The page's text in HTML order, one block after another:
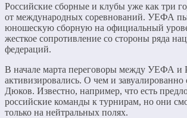
Российские сборные и клубы уже как три
от международных соревнований. УЕФА
юношескую сборную на официальный
жесткое сопротивление со стороны ряда
федераций.
В начале марта переговоры между УЕФА и
активизировались. О чем и завуалированно
Дюков. Известно, например, что есть
российские команды к турнирам, но они
только на нейтральных полях.